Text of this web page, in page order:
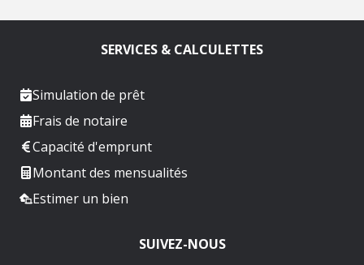
SERVICES & CALCULETTES
Simulation de prêt
Frais de notaire
Capacité d'emprunt
Montant des mensualités
Estimer un bien
SUIVEZ-NOUS